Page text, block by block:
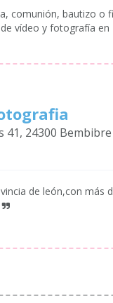
comunión, bautizo o
vídeo y fotografía en
41, 24300
de león,con más